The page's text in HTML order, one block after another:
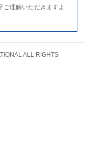
ご理解いただきますよ